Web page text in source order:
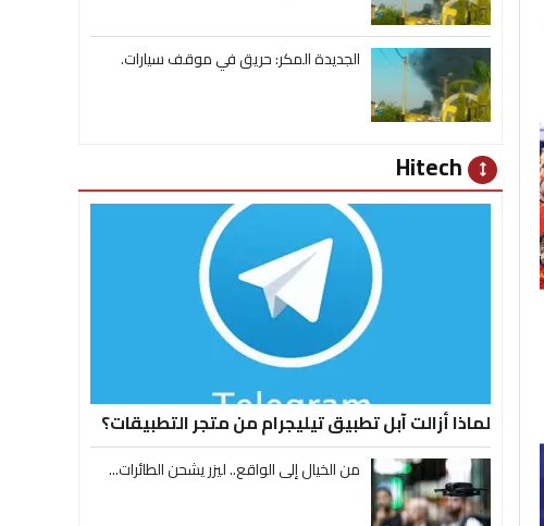
الجديدة المكر: حريق في موقف سيارات.
height
لماذا أزالت آبل تطبيق تيليجرام من متجر التطبيقات؟
من الخيال إلى الواقع.. ليزر يشحن الطائرات...